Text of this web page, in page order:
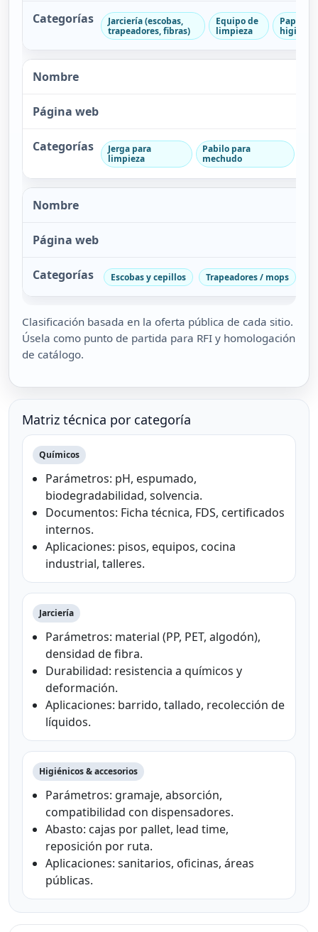
Jarciería (escobas,
trapeadores, fibras)
Equipo de
limpieza
Papel e
Jerga para
limpieza
Pabilo para
mechudo
Escobas y cepillos Trapeadores / mops
Clasificación basada en la oferta pública de cada sitio.
Úsela como punto de partida para RFI y homologación
de catálogo.
Matriz técnica por categoría
Químicos
Parámetros: pH, espumado,
biodegradabilidad, solvencia.
Documentos: Ficha técnica, FDS, certificados
internos.
Aplicaciones: pisos, equipos, cocina
industrial, talleres.
Jarciería
Parámetros: material (PP, PET, algodón),
densidad de fibra.
Durabilidad: resistencia a químicos y
deformación.
Aplicaciones: barrido, tallado, recolección de
líquidos.
Higiénicos & accesorios
Parámetros: gramaje, absorción,
compatibilidad con dispensadores.
Abasto: cajas por pallet, lead time,
reposición por ruta.
Aplicaciones: sanitarios, oficinas, áreas
públicas.